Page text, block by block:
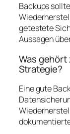
Backups
getestete
Aussagen
Was
Strategie?
Eine gute